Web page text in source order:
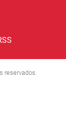
reservados.